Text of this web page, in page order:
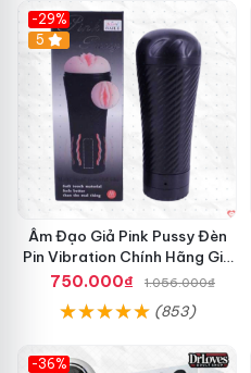
-29%
5
Âm Đạo Giả Pink Pussy Đèn
Pin Vibration Chính Hãng Giá
Tốt
750.000₫ 1.056.000₫
(853)
-36%